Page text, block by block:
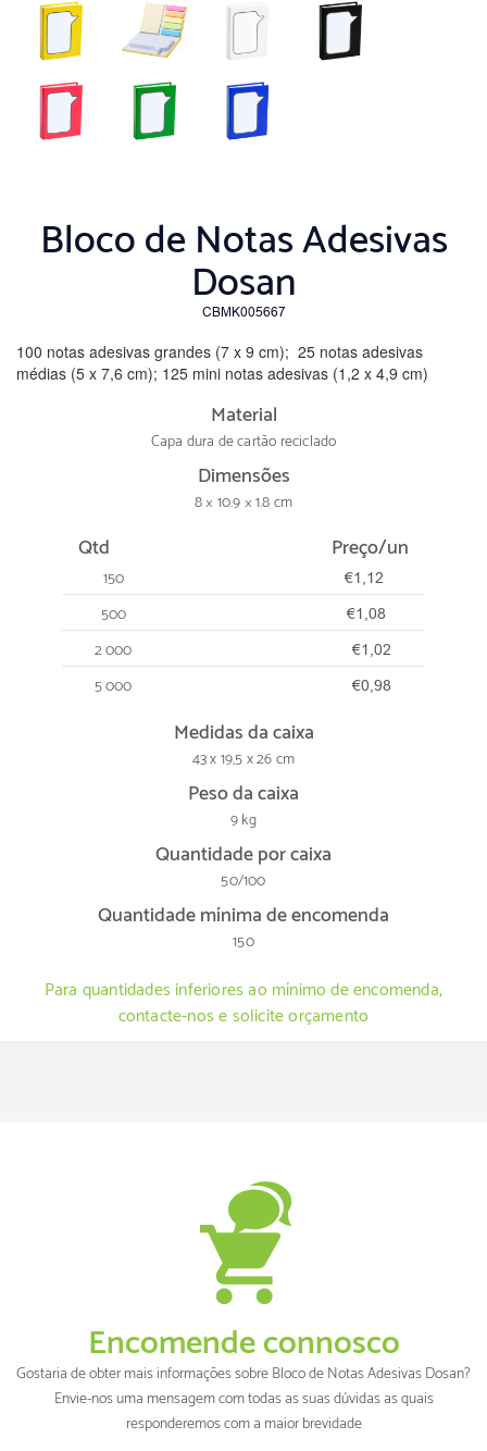
Bloco de Notas Adesivas
Dosan
CBMK005667
100 notas adesivas grandes (7 x 9 cm); 25 notas adesivas
médias (5 x 7,6 cm); 125 mini notas adesivas (1,2 x 4,9 cm)
Material
Capa dura de cartão reciclado
Dimensões
8 × 10.9 × 1.8 cm
Qtd Preço/un
150 €1,12
500 €1,08
2 000 €1,02
5 000 €0,98
Medidas da caixa
43 x 19,5 x 26 cm
Peso da caixa
9 kg
Quantidade por caixa
50/100
Quantidade mínima de encomenda
150
Para quantidades inferiores ao mínimo de encomenda,
contacte-nos e solicite orçamento
Encomende connosco
Gostaria de obter mais informações sobre Bloco de Notas Adesivas Dosan?
Envie-nos uma mensagem com todas as suas dúvidas as quais
responderemos com a maior brevidade